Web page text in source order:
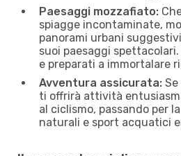
Paesaggi mozzafiato:
spiagge incontaminate,
panorami urbani
suoi paesaggi
e preparati a immortalare
Avventura assicurata:
ti offrirà attività
al ciclismo, passando per
naturali e sport acquatici